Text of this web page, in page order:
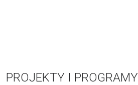
PROJEKTY I PROGRAMY